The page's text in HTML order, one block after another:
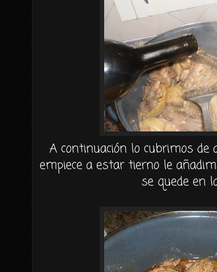
A continuación lo cubrimos de
empiece a estar tierno le
se quede en